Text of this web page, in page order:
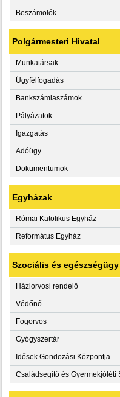
Beszámolók
Polgármesteri Hivatal
Munkatársak
Ügyfélfogadás
Bankszámlaszámok
Pályázatok
Igazgatás
Adóügy
Dokumentumok
Egyházak
Római Katolikus Egyház
Református Egyház
Szociális és egészségügy
Háziorvosi rendelő
Védőnő
Fogorvos
Gyógyszertár
Idősek Gondozási Központja
Családsegítő és Gyermekjóléti